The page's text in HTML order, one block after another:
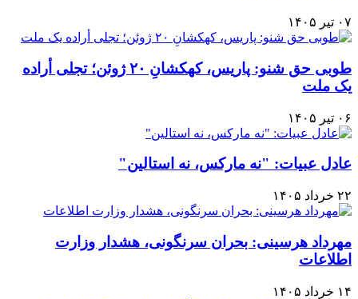
۰۷ تیر ۱۴۰۵
طوبی حق شنو: پاریس، کهکشانِ ۲۰ ژوئن؛ تجلی أراده
یک ملت
۰۶ تیر ۱۴۰۵
عادل عبیات: "نه مارکس، نه استالین"
۲۲ خرداد ۱۴۰۵
مهرداد هرسینی: بحران سرنگونی، هشدار وزارت
اطلاعات
۱۴ خرداد ۱۴۰۵